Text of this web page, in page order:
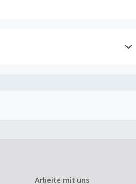
Händlerseite von TopCashback
Arbeite mit uns